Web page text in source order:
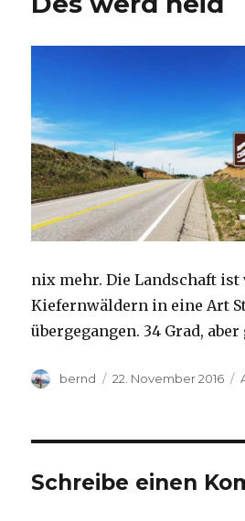
nix mehr. Die Landschaft ist
Kiefernwäldern in eine Art
übergegangen. 34 Grad,
Autor
bernd
Veröffentlicht
22. November 2016
Schreibe einen